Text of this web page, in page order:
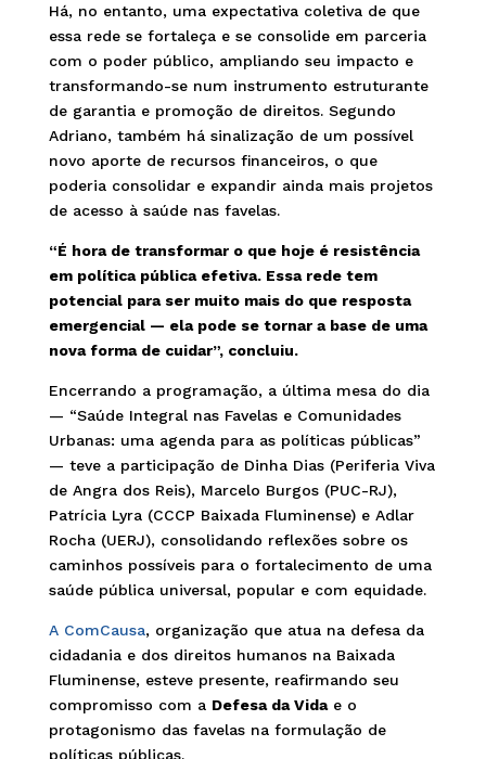
Há, no entanto, uma expectativa coletiva de que
essa rede se fortaleça e se consolide em parceria
com o poder público, ampliando seu impacto e
transformando-se num instrumento estruturante
de garantia e promoção de direitos. Segundo
Adriano, também há sinalização de um possível
novo aporte de recursos financeiros, o que
poderia consolidar e expandir ainda mais projetos
de acesso à saúde nas favelas.
“É hora de transformar o que hoje é resistência
em política pública efetiva. Essa rede tem
potencial para ser muito mais do que resposta
emergencial — ela pode se tornar a base de uma
nova forma de cuidar”, concluiu.
Encerrando a programação, a última mesa do dia
— “Saúde Integral nas Favelas e Comunidades
Urbanas: uma agenda para as políticas públicas”
— teve a participação de Dinha Dias (Periferia Viva
de Angra dos Reis), Marcelo Burgos (PUC-RJ),
Patrícia Lyra (CCCP Baixada Fluminense) e Adlar
Rocha (UERJ), consolidando reflexões sobre os
caminhos possíveis para o fortalecimento de uma
saúde pública universal, popular e com equidade.
A ComCausa, organização que atua na defesa da
cidadania e dos direitos humanos na Baixada
Fluminense, esteve presente, reafirmando seu
compromisso com a Defesa da Vidae o
protagonismo das favelas na formulação de
políticas públicas.